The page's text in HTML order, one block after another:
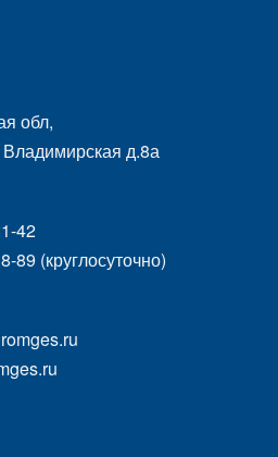
обл,
д.8а
42
89 (круглосуточно)